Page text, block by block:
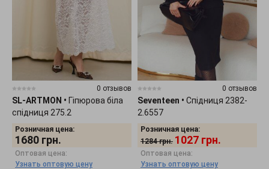
0 отзывов
SL-ARTMON • Гіпюрова біла
спідниця 275.2
Розничная цена:
1680 грн.
Оптовая цена:
Узнать оптовую цену
0 отзывов
Seventeen • Спідниця 2382-
2.6557
Розничная цена:
1284 грн. 1027 грн.
Оптовая цена:
Узнать оптовую цену